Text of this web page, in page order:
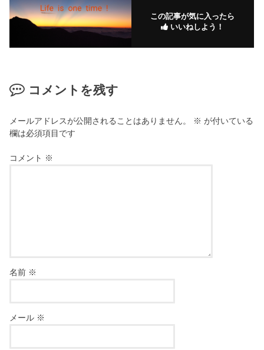
この記事が気に入ったら
いいねしよう！
コメントを残す
メールアドレスが公開されることはありません。 ※ が付いている
欄は必須項目です
コメント ※
名前 ※
メール ※